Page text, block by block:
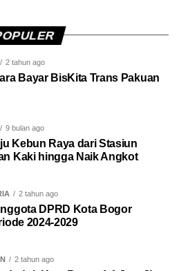
2 tahun ago
Bayar BisKita Trans Pakuan
9 bulan ago
Kebun Raya dari Stasiun
Kaki hingga Naik Angkot
2 tahun ago
DPRD Kota Bogor
2024-2029
2 tahun ago